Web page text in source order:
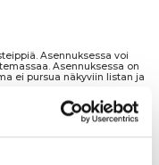
Asennuksessa voi
Asennuksessa on
ei pursua näkyviin listan ja